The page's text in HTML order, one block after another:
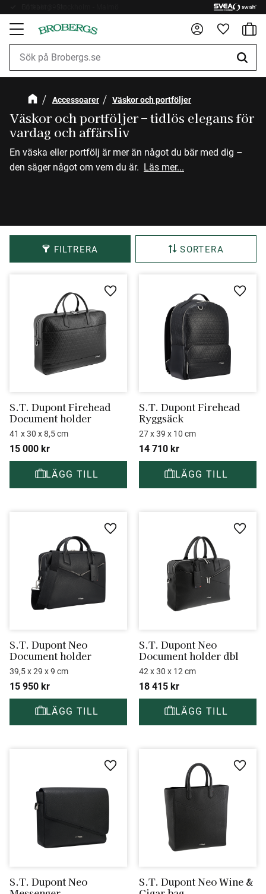
Meny
Accessoarer Väskor och portföljer
Väskor och portföljer – tidlös elegans för
vardag och affärsliv
En väska eller portfölj är mer än något du bär med dig –
den säger något om vem du är. Läs mer...
FILTRERA SORTERA
S.T. Dupont Firehead
Document holder
41 x 30 x 8,5 cm
15 000 kr
Lägg till i favoriter
S.T. Dupont Firehead
Ryggsäck
27 x 39 x 10 cm
14 710 kr
Lägg
S.T. Dupont Neo
Document holder
39,5 x 29 x 9 cm
15 950 kr
Lägg till i favoriter
S.T. Dupont Neo
Document holder dbl
42 x 30 x 12 cm
18 415 kr
Lägg
S.T. Dupont Neo
Lägg till i favoriter
S.T. Dupont Neo Wine &
Lägg